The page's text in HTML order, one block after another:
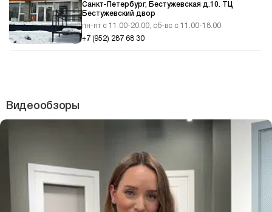
Санкт-Петербург, Бестужевская д.10. ТЦ
Бестужевский двор
пн-пт с 11.00-20.00, сб-вс с 11.00-18.00
+7 (952) 287 68 30
Видеообзоры